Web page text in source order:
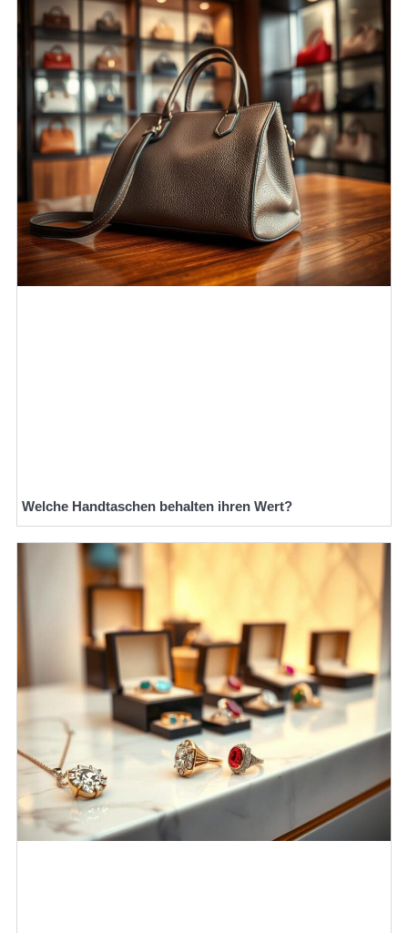
Welche Handtaschen behalten ihren Wert?